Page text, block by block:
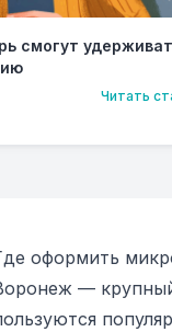
смогут
Читать
оформить
—